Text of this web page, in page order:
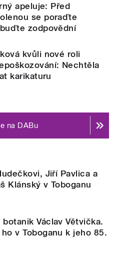
apeluje: Před
se poraďte
zodpovědní
kvůli nové roli
Nechtěla
karikaturu
na DABu
Jiří Pavlica a
Klánský v Toboganu
Václav Větvička.
v Toboganu k jeho 85.